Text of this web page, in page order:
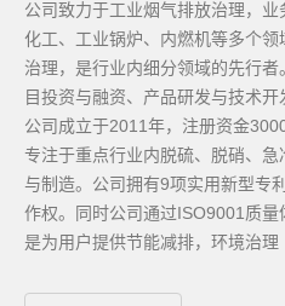
公司致力于工业烟气排放治理，业
化工、工业锅炉、内燃机等多个
治理，是行业内细分领域的先行
目投资与融资、产品研发与技术
公司成立于2011年，注册资金
专注于重点行业内脱硫、脱硝、
与制造。公司拥有9项实用新型专
作权。同时公司通过ISO9001质量
是为用户提供节能减排，环境治理